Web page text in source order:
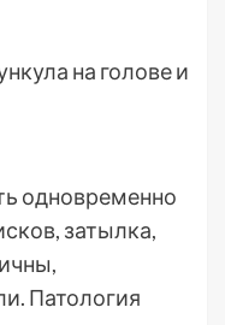
одновременно
затылка,
Патология